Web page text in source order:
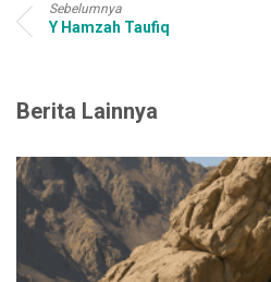
Sebelumnya
Y Hamzah Taufiq
Berita Lainnya